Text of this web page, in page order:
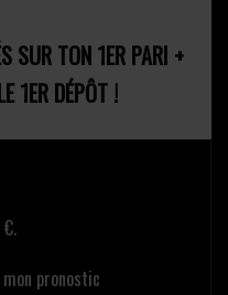
SUR TON 1ER PARI +
1ER DÉPÔT !
pronostic